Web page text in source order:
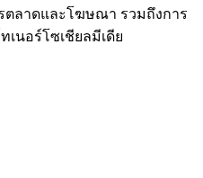
ตลาดและโฆษณา​ รวมถึงการ
นอร์​โซเชียล​มีเดีย